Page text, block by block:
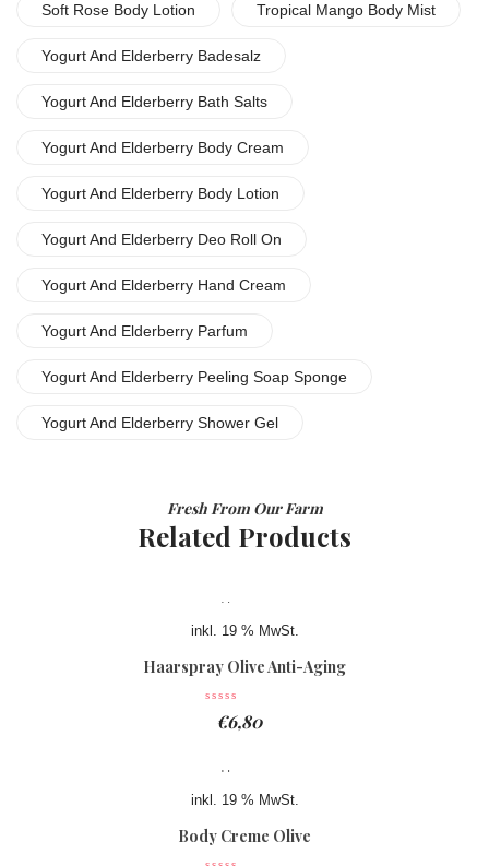
Soft Rose Body Lotion Tropical Mango Body Mist
Yogurt And Elderberry Badesalz
Yogurt And Elderberry Bath Salts
Yogurt And Elderberry Body Cream
Yogurt And Elderberry Body Lotion
Yogurt And Elderberry Deo Roll On
Yogurt And Elderberry Hand Cream
Yogurt And Elderberry Parfum
Yogurt And Elderberry Peeling Soap Sponge
Yogurt And Elderberry Shower Gel
Related Products
Fresh From Our Farm
inkl. 19 % MwSt.
Haarspray Olive Anti-Aging
€6,80
inkl. 19 % MwSt.
Body Creme Olive